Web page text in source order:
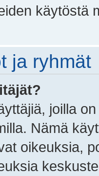
käytöstä
ja ryhmät
joilla
Nämä
oikeuksia,